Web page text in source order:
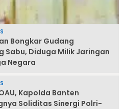
Bongkar Gudang
Sabu, Diduga Milik Jaringan
Negara
Kapolda Banten
Soliditas Sinergi Polri-